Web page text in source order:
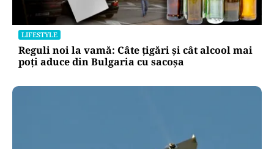
LIFESTYLE
Reguli noi la vamă: Câte țigări și cât alcool mai
poți aduce din Bulgaria cu sacoșa